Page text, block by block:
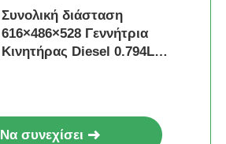
Συνολική διάσταση
616×486×528 Γεννήτρια
Κινητήρας Diesel 0.794L
Να συνεχίσει